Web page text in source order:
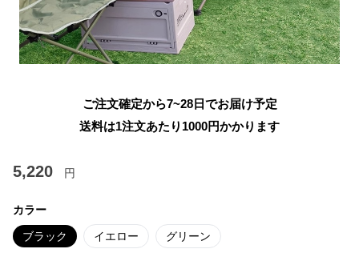
ご注文確定から7~28日でお届け予定
送料は1注文あたり 1000円かかります
5,220 円
カラー
ブラック イエロー グリーン